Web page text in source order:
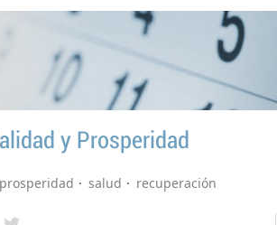
y Prosperidad
prosperidad salud recuperación